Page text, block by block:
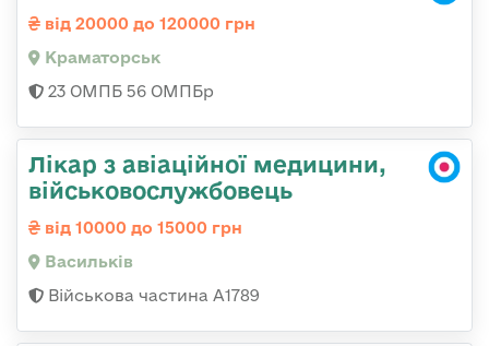
від 20000 до 120000 грн
Краматорськ
23 ОМПБ 56 ОМПБр
Лікар з авіаційної медицини,
військовослужбовець
від 10000 до 15000 грн
Васильків
Військова частина А1789